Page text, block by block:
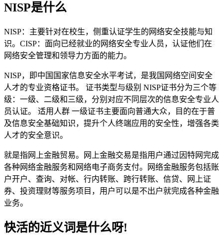
NISP是什么
NISP：主要针对在校生，侧重认证学生的网络安全技能与知
识。CISP：面向已经就业的网络安全专业人员，认证他们在
网络安全管理和领导力方面的能力。
NISP，即中国国家信息安全水平考试，是我国网络空间安全
人才的专业资格证书。 证书类型与级别 NISP证书分为三个等
级：一级、二级和三级，分别对应不同层次的信息安全专业人
员认证。 适用人群 一级证书主要面向普通大众，目的在于普
及信息安全基础知识，提升个人终端应用的安全性，增强各类
人才的安全意识。
就是指网上金融贸易。网上金融交易是指用户通过因特网完成
各种网络金融服务和网络电子商务支付。网络金融服务包括账
户开户、查询、对帐、行内转账、跨行转账、信贷、网上证
券、投资理财等服务项目，用户可以是不出户就完成各种金融
业务。
快活的近义词是什么呀!